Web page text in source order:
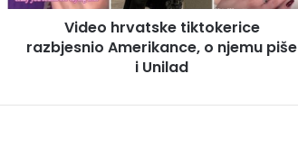
Video hrvatske tiktokerice
razbjesnio Amerikance, o njemu piše
i Unilad